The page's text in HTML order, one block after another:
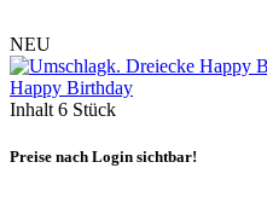
NEU
Happy Birthday
Inhalt 6 Stück
Preise nach Login sichtbar!